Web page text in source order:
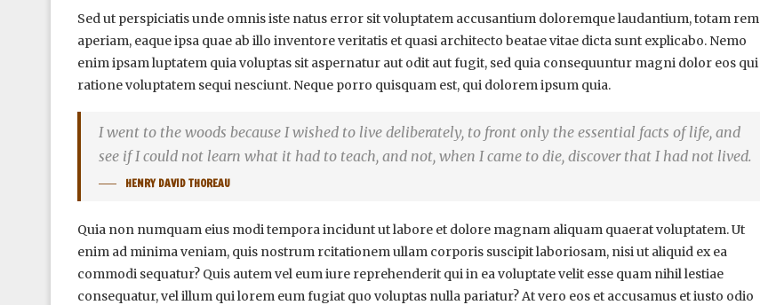
Sed ut perspiciatis unde omnis iste natus error sit voluptatem accusantium doloremque laudantium, totam rem
aperiam, eaque ipsa quae ab illo inventore veritatis et quasi architecto beatae vitae dicta sunt explicabo. Nemo
enim ipsam luptatem quia voluptas sit aspernatur aut odit aut fugit, sed quia consequuntur magni dolor eos qui
ratione voluptatem sequi nesciunt. Neque porro quisquam est, qui dolorem ipsum quia.
I went to the woods because I wished to live deliberately, to front only the essential facts of life, and
see if I could not learn what it had to teach, and not, when I came to die, discover that I had not lived.
HENRY DAVID THOREAU
Quia non numquam eius modi tempora incidunt ut labore et dolore magnam aliquam quaerat voluptatem. Ut
enim ad minima veniam, quis nostrum rcitationem ullam corporis suscipit laboriosam, nisi ut aliquid ex ea
commodi sequatur? Quis autem vel eum iure reprehenderit qui in ea voluptate velit esse quam nihil lestiae
consequatur, vel illum qui lorem eum fugiat quo voluptas nulla pariatur? At vero eos et accusamus et iusto odio